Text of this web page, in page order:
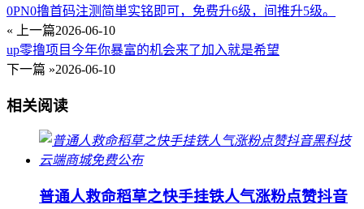
0PN0撸首码注测简単实铭即可，免费升6级，间推升5级。
« 上一篇2026-06-10
up零撸项目今年你暴富的机会来了加入就是希望
下一篇 »2026-06-10
相关阅读
普通人救命稻草之快手挂铁人气涨粉点赞抖音